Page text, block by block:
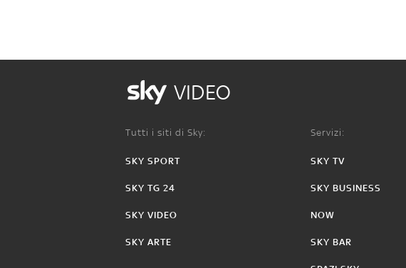
VIDEO
Tutti i siti di Sky:
SKY SPORT
SKY TG 24
SKY VIDEO
SKY ARTE
Servizi:
SKY TV
SKY BUSINESS
NOW
SKY BAR